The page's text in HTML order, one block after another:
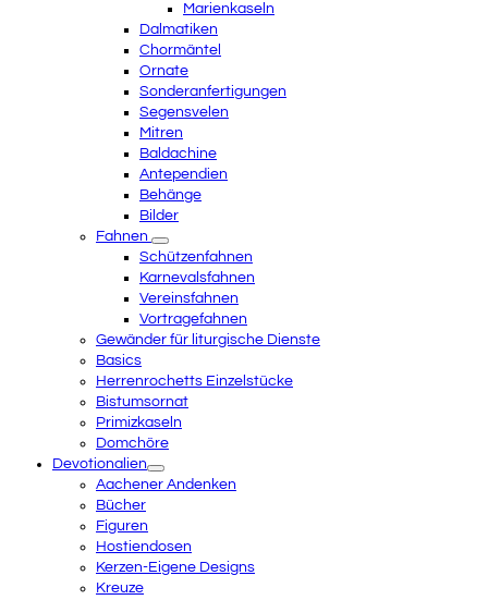
Marienkaseln
Dalmatiken
Chormäntel
Ornate
Sonderanfertigungen
Segensvelen
Mitren
Baldachine
Antependien
Behänge
Bilder
Fahnen
Schützenfahnen
Karnevalsfahnen
Vereinsfahnen
Vortragefahnen
Gewänder für liturgische Dienste
Basics
Herrenrochetts Einzelstücke
Bistumsornat
Primizkaseln
Domchöre
Devotionalien
Aachener Andenken
Bücher
Figuren
Hostiendosen
Kerzen-Eigene Designs
Kreuze